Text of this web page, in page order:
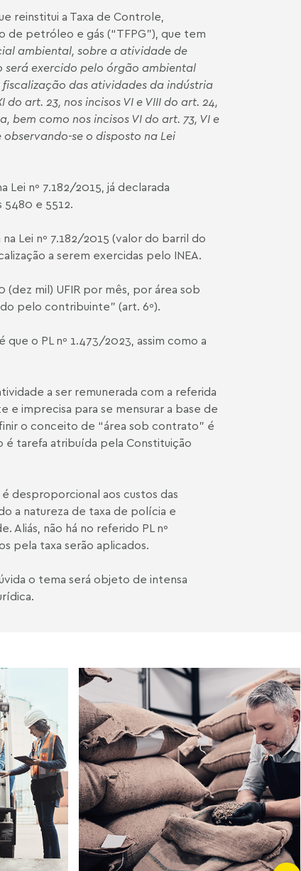
reinstitui a Taxa de Controle,
de petróleo e gás (“TFPG”), que tem
ambiental, sobre a atividade de
será exercido pelo órgão ambiental
das atividades da indústria
art. 23, nos incisos VI e VIII do art. 24,
bem como nos incisos VI do art. 73, VI e
se o disposto na Lei
Lei nº 7.182/2015, já declarada
5480 e 5512.
Lei nº 7.182/2015 (valor do barril do
a serem exercidas pelo INEA.
mil) UFIR por mês, por área sob
pelo contribuinte” (art. 6º).
o PL nº 1.473/2023, assim como a
a ser remunerada com a referida
imprecisa para se mensurar a base de
o conceito de “área sob contrato” é
é tarefa atribuída pela Constituição
desproporcional aos custos das
a natureza de taxa de polícia e
Aliás, não há no referido PL nº
pela taxa serão aplicados.
o tema será objeto de intensa